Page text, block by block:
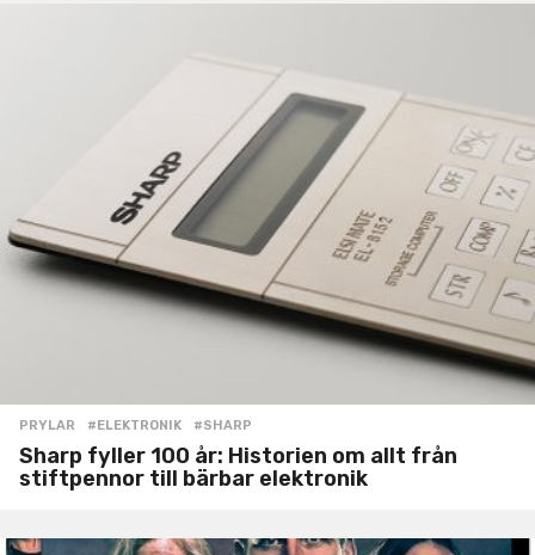
PRYLAR #ELEKTRONIK ,#SHARP
Sharp fyller 100 år: Historien om allt från
stiftpennor till bärbar elektronik